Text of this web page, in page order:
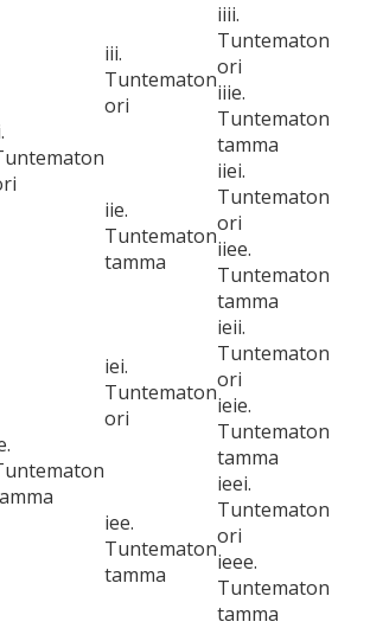
iii.
Tuntematon
ori
iiii.
Tuntematon
ori
iiie.
Tuntematon
tamma
iie.
Tuntematon
tamma
iiei.
Tuntematon
ori
iiee.
Tuntematon
tamma
iei.
Tuntematon
ori
ieii.
Tuntematon
ori
ieie.
Tuntematon
tamma
iee.
Tuntematon
tamma
ieei.
Tuntematon
ori
ieee.
Tuntematon
tamma